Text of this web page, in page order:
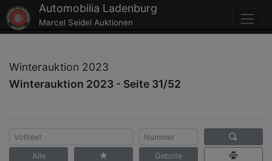
Automobilia Ladenburg
Marcel Seidel Auktionen
Winterauktion 2023
Winterauktion 2023 - Seite 31/52
Alle Gebote